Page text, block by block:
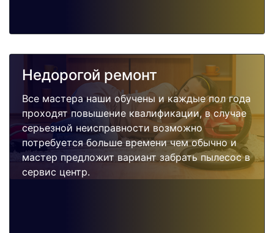
Недорогой ремонт
Все мастера наши обучены и каждые пол года
проходят повышение квалификации, в случае
серьезной неисправности возможно
потребуется больше времени чем обычно и
мастер предложит вариант забрать пылесос в
сервис центр.